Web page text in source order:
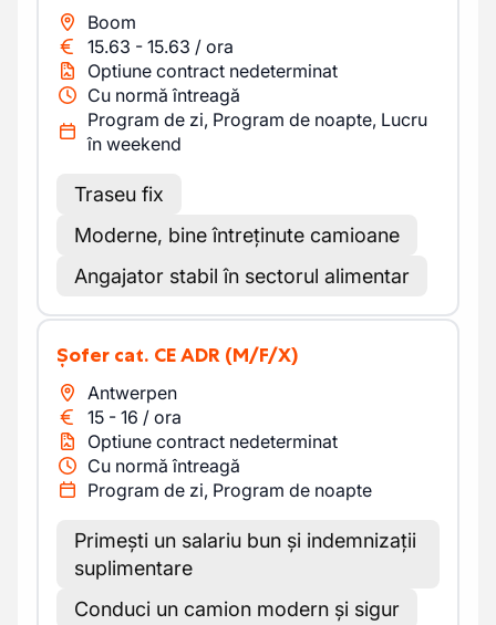
Boom
15.63 - 15.63 / ora
Optiune contract nedeterminat
Cu normă întreagă
Program de zi, Program de noapte, Lucru
în weekend
Traseu fix
Moderne, bine întreținute camioane
Angajator stabil în sectorul alimentar
Șofer cat. CE ADR (M/F/X)
Antwerpen
15 - 16 / ora
Optiune contract nedeterminat
Cu normă întreagă
Program de zi, Program de noapte
Primești un salariu bun și indemnizații
suplimentare
Conduci un camion modern și sigur